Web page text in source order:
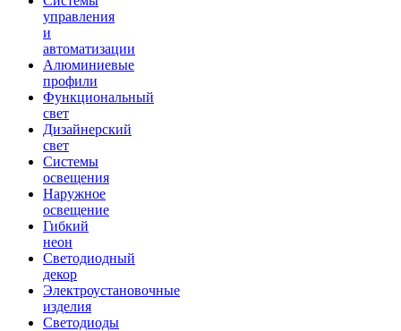
управления
и
автоматизации
Алюминиевые
профили
Функциональный
свет
Дизайнерский
свет
Системы
освещения
Наружное
освещение
Гибкий
неон
Светодиодный
декор
Электроустановочные
изделия
Светодиоды